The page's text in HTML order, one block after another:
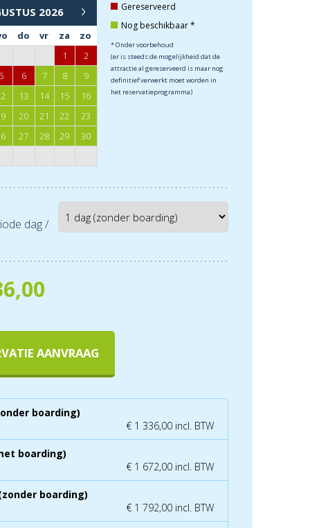
2026
do vr za
zo
1
2
6 7 8
9
13 14 15
16
20 21 22
23
27 28 29 30
Gereserveerd
Nog beschikbaar *
* Onder voorbehoud
(er is steeds de mogelijkheid dat de
attractie al gereserveerd is maar nog
definitief verwerkt moet worden in
het reservatieprogramma)
dag /
AANVRAAG
boarding)
€ 1 336,00 incl. BTW
boarding)
€ 1 672,00 incl. BTW
boarding)
€ 1 792,00 incl. BTW